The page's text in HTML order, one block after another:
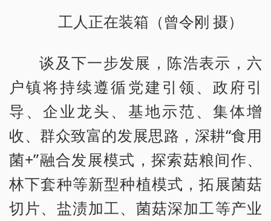
工人正在装箱（曾令刚 摄）
谈及下一步发展，陈浩表示，六
户镇将持续遵循党建引领、政府引
导、企业龙头、基地示范、集体增
收、群众致富的发展思路，深耕“食用
菌+”融合发展模式，探索菇粮间作、
林下套种等新型种植模式，拓展菌菇
切片、盐渍加工、菌菇深加工等产业